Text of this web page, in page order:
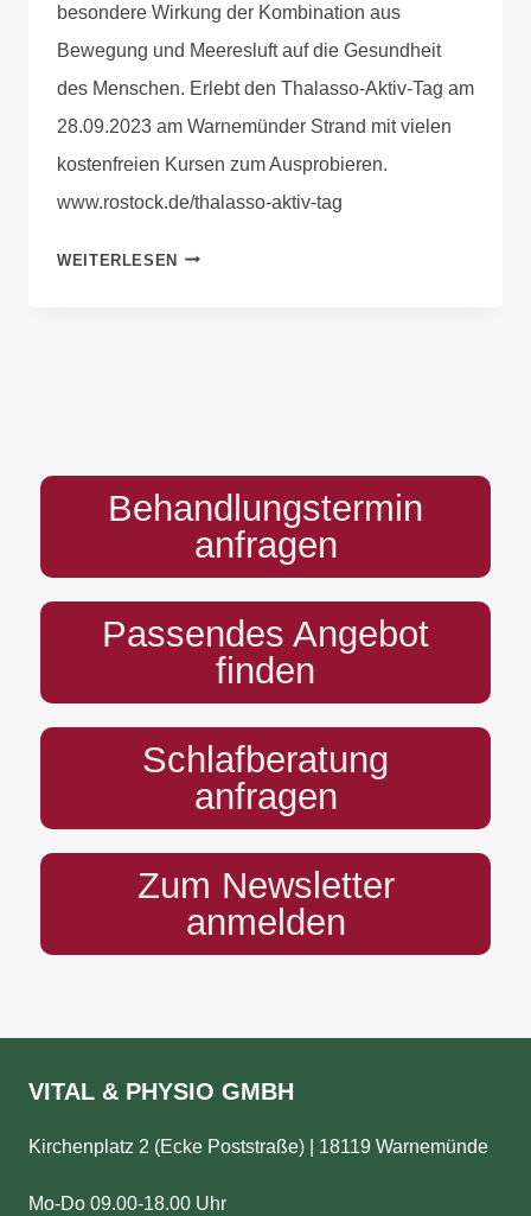
besondere Wirkung der Kombination aus
Bewegung und Meeresluft auf die Gesundheit
des Menschen. Erlebt den Thalasso-Aktiv-Tag am
28.09.2023 am Warnemünder Strand mit vielen
kostenfreien Kursen zum Ausprobieren.
www.rostock.de/thalasso-aktiv-tag
WEITERLESEN
Behandlungstermin
anfragen
Passendes Angebot
finden
Schlafberatung
anfragen
Zum Newsletter
anmelden
VITAL & PHYSIO GMBH
Kirchenplatz 2 (Ecke Poststraße) | 18119 Warnemünde
Mo-Do 09.00-18.00 Uhr